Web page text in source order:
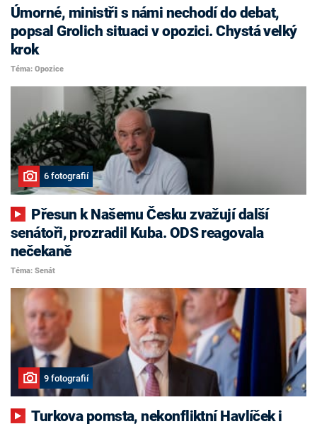
Úmorné, ministři s námi nechodí do debat,
popsal Grolich situaci v opozici. Chystá velký
krok
Téma: Opozice
6 fotografií
senátoři, prozradil Kuba. ODS reagovala
nečekaně
Téma: Senát
9 fotografií
Turkova pomsta, nekonfliktní Havlíček i